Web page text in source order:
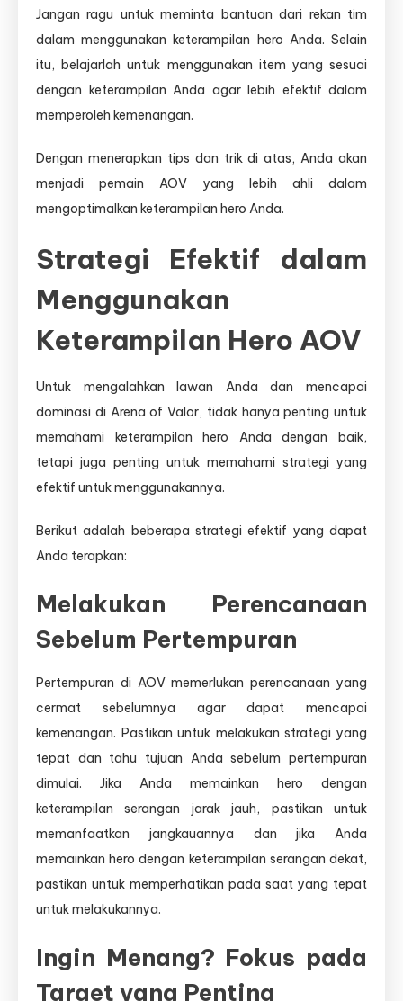
Jangan ragu untuk meminta bantuan dari rekan tim
dalam menggunakan keterampilan hero Anda. Selain
itu, belajarlah untuk menggunakan item yang sesuai
dengan keterampilan Anda agar lebih efektif dalam
memperoleh kemenangan.
Dengan menerapkan tips dan trik di atas, Anda akan
menjadi pemain AOV yang lebih ahli dalam
mengoptimalkan keterampilan hero Anda.
Strategi Efektif dalam
Menggunakan
Keterampilan Hero AOV
Untuk mengalahkan lawan Anda dan mencapai
dominasi di Arena of Valor, tidak hanya penting untuk
memahami keterampilan hero Anda dengan baik,
tetapi juga penting untuk memahami strategi yang
efektif untuk menggunakannya.
Berikut adalah beberapa strategi efektif yang dapat
Anda terapkan:
Melakukan Perencanaan
Sebelum Pertempuran
Pertempuran di AOV memerlukan perencanaan yang
cermat sebelumnya agar dapat mencapai
kemenangan. Pastikan untuk melakukan strategi yang
tepat dan tahu tujuan Anda sebelum pertempuran
dimulai. Jika Anda memainkan hero dengan
keterampilan serangan jarak jauh, pastikan untuk
memanfaatkan jangkauannya dan jika Anda
memainkan hero dengan keterampilan serangan dekat,
pastikan untuk memperhatikan pada saat yang tepat
untuk melakukannya.
Ingin Menang? Fokus pada
Target yang Penting